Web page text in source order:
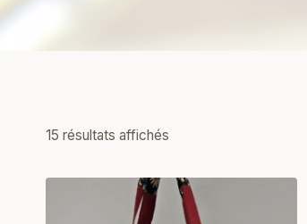
15 résultats affichés
prix
décroissant